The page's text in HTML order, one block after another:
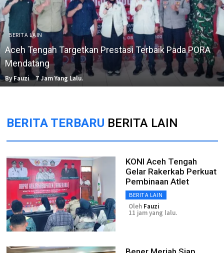
BERITA LAIN
Aceh Tengah Targetkan Prestasi Terbaik Pada PORA
Mendatang
By Fauzi 7 Jam Yang Lalu.
BERITA TERBARU BERITA LAIN
KONI Aceh Tengah
Gelar Rakerkab Perkuat
Pembinaan Atlet
BERITA LAIN
Oleh Fauzi
11 jam yang lalu.